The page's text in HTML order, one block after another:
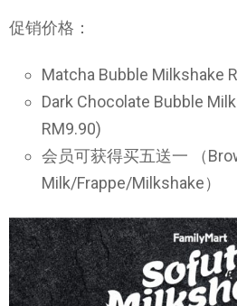
促销价格：
Matcha Bubble Milkshake
Dark Chocolate Bubble
RM9.90)
会员可获得买五送一 （
Milk/Frappe/Milkshake）